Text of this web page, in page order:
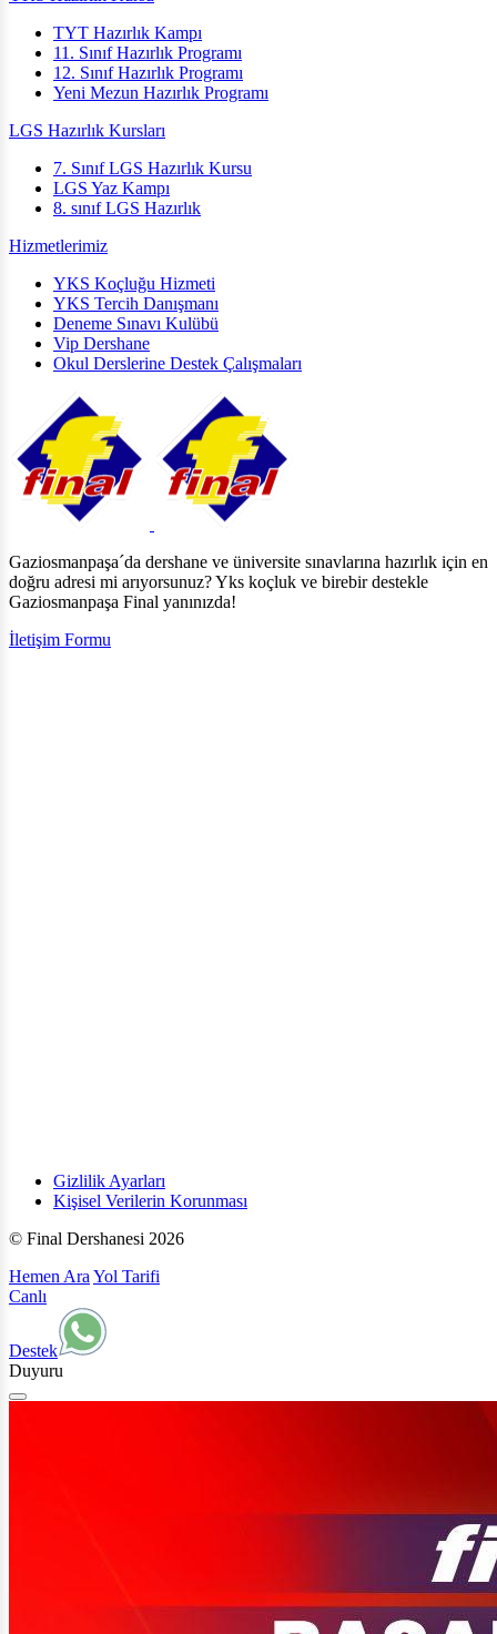
TYT Hazırlık Kampı
11. Sınıf Hazırlık Programı
12. Sınıf Hazırlık Programı
Yeni Mezun Hazırlık Programı
LGS Hazırlık Kursları
7. Sınıf LGS Hazırlık Kursu
LGS Yaz Kampı
8. sınıf LGS Hazırlık
Hizmetlerimiz
YKS Koçluğu Hizmeti
YKS Tercih Danışmanı
Deneme Sınavı Kulübü
Vip Dershane
Okul Derslerine Destek Çalışmaları
Gaziosmanpaşa´da dershane ve üniversite sınavlarına hazırlık için en
doğru adresi mi arıyorsunuz? Yks koçluk ve birebir destekle
Gaziosmanpaşa Final yanınızda!
İletişim Formu
Gizlilik Ayarları
Kişisel Verilerin Korunması
© Final Dershanesi 2026
Hemen Ara Yol Tarifi
Canlı
Destek
Duyuru